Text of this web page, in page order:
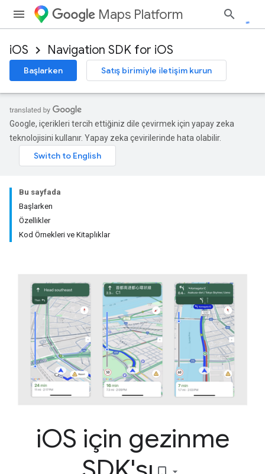
Maps Platform
iOS Navigation SDK for iOS
Başlarken Satış birimiyle iletişim kurun
Google, içerikleri tercih ettiğiniz dile çevirmek için yapay zeka
teknolojisini kullanır. Yapay zeka çevirilerinde hata olabilir.
Bu sayfada
Başlarken
Özellikler
Kod Örnekleri ve Kitaplıklar
iOS için gezinme